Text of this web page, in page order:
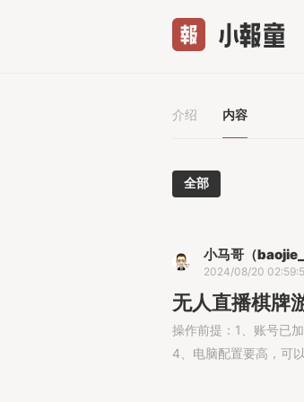
介绍 内容
全部
小马哥（
2024/08/20
无人直播棋牌
操作前提：1、账号已
4、电脑配置要高，可